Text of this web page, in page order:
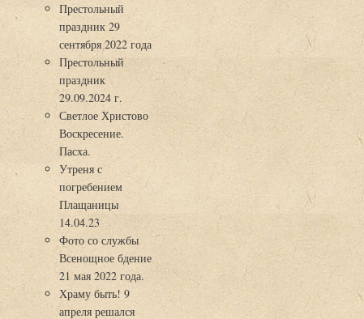
Престольный
праздник 29
сентября 2022 года
Престольный
праздник
29.09.2024 г.
Светлое Христово
Воскресение.
Пасха.
Утреня с
погребением
Плащаницы
14.04.23
Фото со службы
Всенощное бдение
21 мая 2022 года.
Храму быть! 9
апреля решался